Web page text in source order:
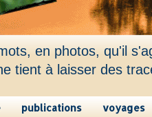
en photos, qu'il
tient à laisser des
publications voyages